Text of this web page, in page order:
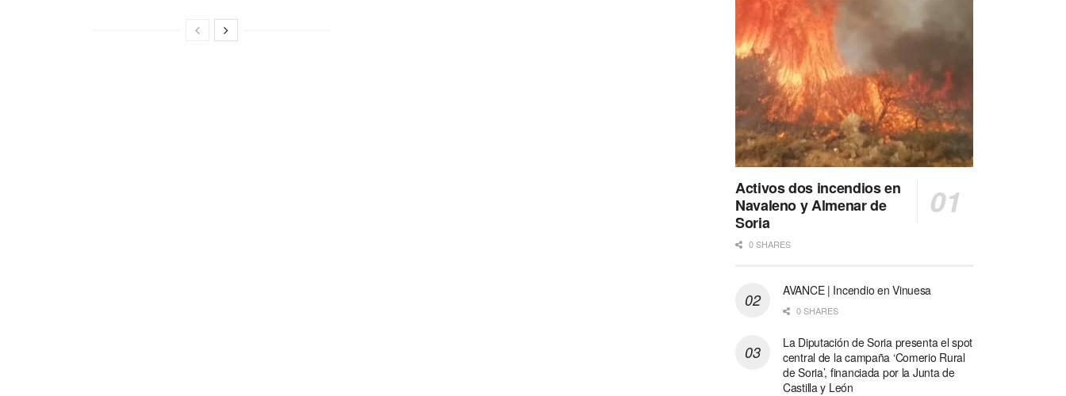
Activos dos incendios en
Navaleno y Almenar de
Soria
0 SHARES
AVANCE | Incendio en Vinuesa
0 SHARES
La Diputación de Soria presenta el spot
central de la campaña ‘Comerio Rural
de Soria’, financiada por la Junta de
Castilla y León